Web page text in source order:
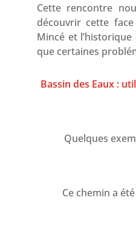
Cette rencontre
découvrir cette
Mincé et l’historique
que certaines
Bassin des Eaux :
Quelques
Ce chemin a